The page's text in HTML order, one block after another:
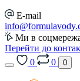
E-mail
Ми в
Перейти до
0
0 0